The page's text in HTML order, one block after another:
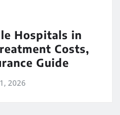
Hospitals in
Costs,
Guide
2026